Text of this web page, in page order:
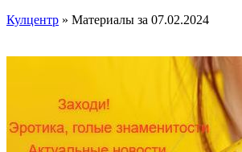
Кулцентр » Материалы за 07.02.2024